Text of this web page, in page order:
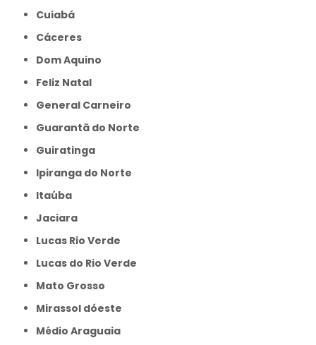
Cuiabá
Cáceres
Dom Aquino
Feliz Natal
General Carneiro
Guarantã do Norte
Guiratinga
Ipiranga do Norte
Itaúba
Jaciara
Lucas Rio Verde
Lucas do Rio Verde
Mato Grosso
Mirassol dóeste
Médio Araguaia